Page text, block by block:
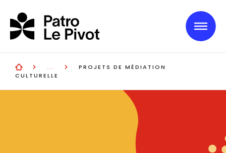
PROJETS DE MÉDIATION
CULTURELLE